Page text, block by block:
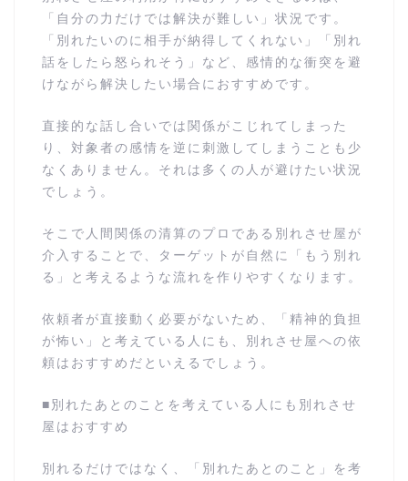
「自分の力だけでは解決が難しい」状況です。
「別れたいのに相手が納得してくれない」「別れ
話をしたら怒られそう」など、感情的な衝突を避
けながら解決したい場合におすすめです。
直接的な話し合いでは関係がこじれてしまった
り、対象者の感情を逆に刺激してしまうことも少
なくありません。それは多くの人が避けたい状況
でしょう。
そこで人間関係の清算のプロである別れさせ屋が
介入することで、ターゲットが自然に「もう別れ
る」と考えるような流れを作りやすくなります。
依頼者が直接動く必要がないため、「精神的負担
が怖い」と考えている人にも、別れさせ屋への依
頼はおすすめだといえるでしょう。
■別れたあとのことを考えている人にも別れさせ
屋はおすすめ
別れるだけではなく、「別れたあとのこと」を考